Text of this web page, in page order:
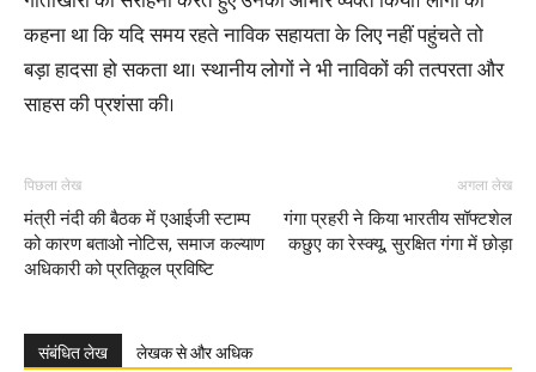
कहना था कि यदि समय रहते नाविक सहायता के लिए नहीं पहुंचते तो
बड़ा हादसा हो सकता था। स्थानीय लोगों ने भी नाविकों की तत्परता और
साहस की प्रशंसा की।
पिछला लेख
मंत्री नंदी की बैठक में एआईजी स्टाम्प
को कारण बताओ नोटिस, समाज कल्याण
अधिकारी को प्रतिकूल प्रविष्टि
अगला लेख
गंगा प्रहरी ने किया भारतीय सॉफ्टशेल
कछुए का रेस्क्यू, सुरक्षित गंगा में छोड़ा
संबंधित लेख लेखक से और अधिक